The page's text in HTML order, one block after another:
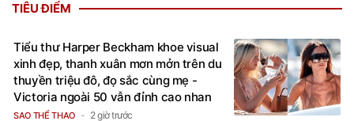
TIÊU ĐIỂM
Tiểu thư Harper Beckham khoe visual
xinh đẹp, thanh xuân mơn mởn trên du
thuyền triệu đô, đọ sắc cùng mẹ -
Victoria ngoài 50 vẫn đỉnh cao nhan
sắc
SAO THỂ THAO 2 giờ trước